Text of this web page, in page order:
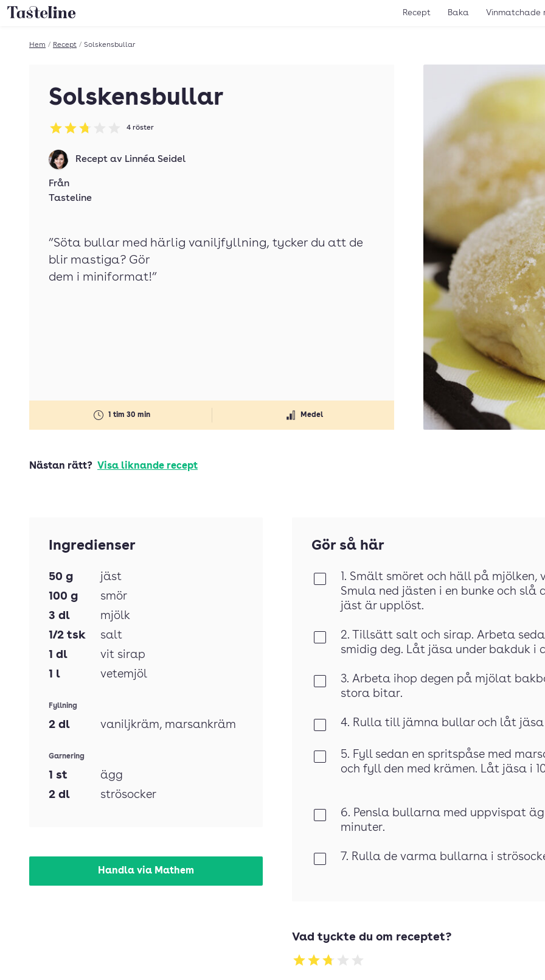
Till Tastelines startsida Recept Baka Vinmatchade
Hem / Recept / Solskensbullar
Solskensbullar
Betyg: 2.75 av 5
4 röster
1 tim 30 min Medel
Recept av Linnéa Seidel
Från
Tasteline
”Söta bullar med härlig vaniljfyllning, tycker du att de
blir mastiga? Gör
dem i miniformat!”
Nästan rätt? Visa liknande recept
Ingredienser
50 g
jäst
100 g
smör
3 dl
mjölk
1/2 tsk
salt
1 dl
vit sirap
1 l vetemjöl
Fyllning
2 dl vaniljkräm, marsankräm
Garnering
1 st
ägg
2 dl strösocker
Handla via Mathem
Gör så här
1. Smält smöret och häll på
Smula ned jästen i en bunke och
jäst är upplöst.
2. Tillsätt salt och sirap. Arbeta
smidig deg. Låt jäsa under bakduk i
3. Arbeta ihop degen på mjölat
stora bitar.
4. Rulla till jämna bullar och låt jäsa
5. Fyll sedan en spritspåse med
och fyll den med krämen. Låt jäsa i
6. Pensla bullarna med uppvispat
minuter.
7. Rulla de varma bullarna i
Vad tyckte du om receptet?